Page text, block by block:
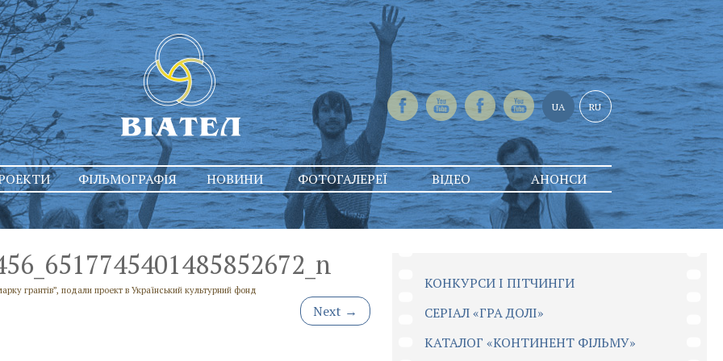
UA RU
ФІЛЬМОГРАФІЯ НОВИНИ ФОТОГАЛЕРЕЇ ВІДЕО АНОНСИ
грантів”, подали проект в Український культурний фонд
Next →
КОНКУРСИ І ПІТЧИНГИ
CЕРІАЛ «ГРА ДОЛІ»
КАТАЛОГ «КОНТИНЕНТ ФІЛЬМУ»